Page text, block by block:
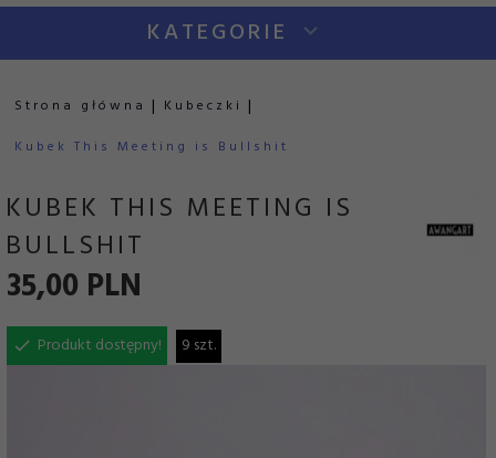
KATEGORIE
Strona główna
Kubeczki
Kubek This Meeting is Bullshit
KUBEK THIS MEETING IS
BULLSHIT
35,00 PLN
Produkt dostępny! 9 szt.